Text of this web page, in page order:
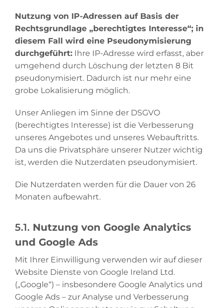
Nutzung von IP-Adressen auf Basis der
Rechtsgrundlage „berechtigtes Interesse“; in
diesem Fall wird eine Pseudonymisierung
durchgeführt: Ihre IP-Adresse wird erfasst, aber
umgehend durch Löschung der letzten 8 Bit
pseudonymisiert. Dadurch ist nur mehr eine
grobe Lokalisierung möglich.
Unser Anliegen im Sinne der DSGVO
(berechtigtes Interesse) ist die Verbesserung
unseres Angebotes und unseres Webauftritts.
Da uns die Privatsphäre unserer Nutzer wichtig
ist, werden die Nutzerdaten pseudonymisiert.
Die Nutzerdaten werden für die Dauer von 26
Monaten aufbewahrt.
5.1. Nutzung von Google Analytics
und Google Ads
Mit Ihrer Einwilligung verwenden wir auf dieser
Website Dienste von Google Ireland Ltd.
(„Google“) – insbesondere Google Analytics und
Google Ads – zur Analyse und Verbesserung